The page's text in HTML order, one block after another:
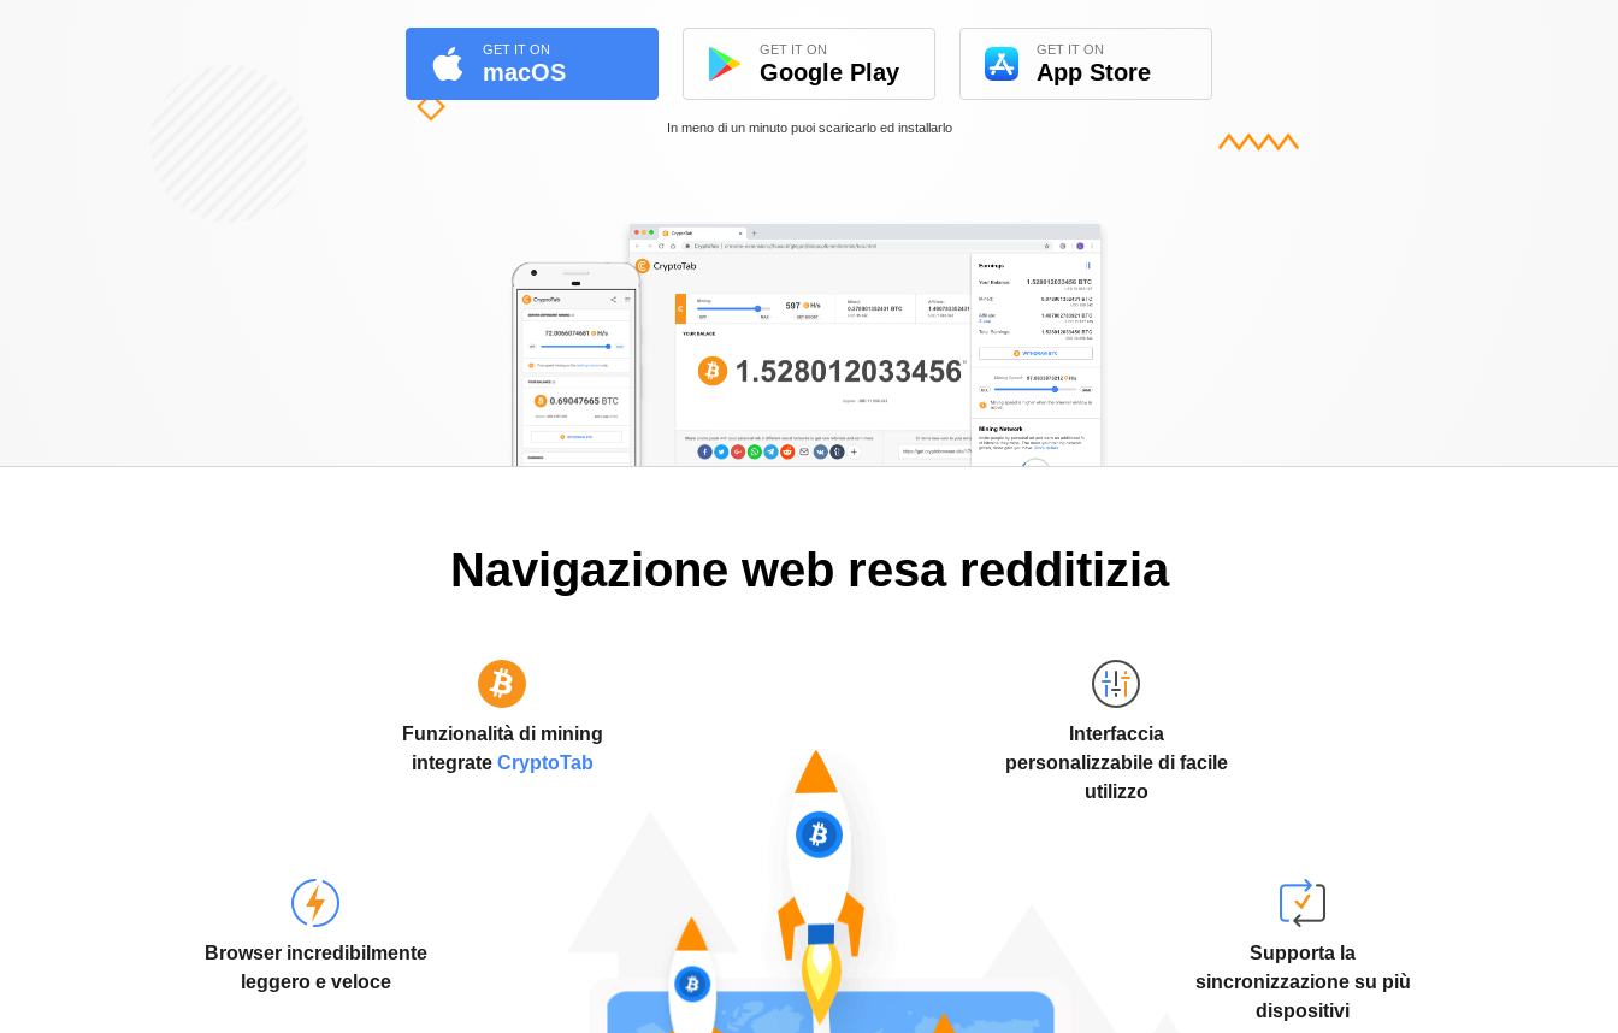
GET IT ON
macOS
GET IT ON
Google Play
GET IT ON
App Store
In meno di un minuto puoi scaricarlo ed installarlo
Navigazione web resa redditizia
Funzionalità di mining
integrate CryptoTab
Interfaccia
personalizzabile di facile
utilizzo
Browser incredibilmente
leggero e veloce
Supporta la
sincronizzazione su più
dispositivi